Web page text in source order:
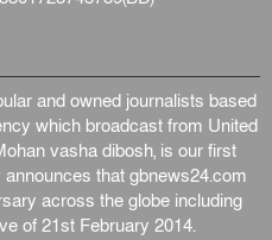
and owned journalists based
which broadcast from United
vasha dibosh, is our first
that gbnews24.com
across the globe including
of 21st February 2014.